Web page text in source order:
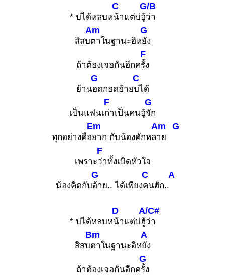
* บ่ได้หลบห
C
น้าแต่บ่ฮู้
G/B
ว่า
สิสบ
Am
ตาในฐานะอิห
G
ยัง
ถ้าต้องเจอกันอีกค
F
รั้ง
ย้าน
G
อดกอดอ้าย
C
บ่ได้
เป็นแฟนเ
F
ก่าเป็นคนฮู้
G
จัก
ทุกอย่างคือ
Em
ยาก กับน้องคักหล
Am
าย
G
เพราะ
F
ว่าทั้งเบิดหัวใจ
น้องคิดกับ
G
อ้าย.. ได้เพียง
C
คนฮัก..
A
* บ่ได้หลบห
D
น้าแต่บ่ฮู้
A/C#
ว่า
สิสบ
Bm
ตาในฐานะอิห
A
ยัง
ถ้าต้องเจอกันอีกค
G
รั้ง